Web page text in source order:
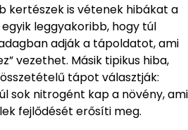
kertészek is vétenek hibákat a
leggyakoribb, hogy túl
adják a tápoldatot, ami
vezethet. Másik tipikus hiba,
tápot választják:
sok nitrogént kap a növény, ami
fejlődését erősíti meg.